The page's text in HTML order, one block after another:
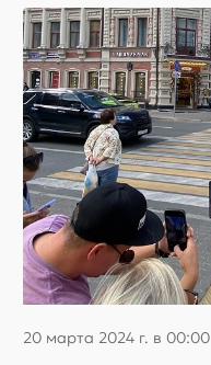
20 марта 2024 г. в 00:00